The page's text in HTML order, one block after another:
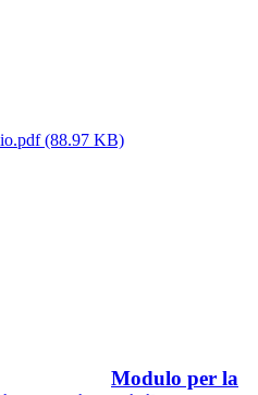
(88.97 KB)
Modulo per la